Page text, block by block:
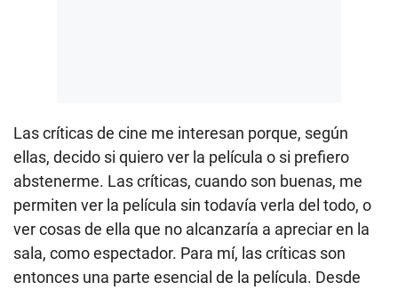
Las críticas de cine me interesan porque, según
ellas, decido si quiero ver la película o si prefiero
abstenerme. Las críticas, cuando son buenas, me
permiten ver la película sin todavía verla del todo, o
ver cosas de ella que no alcanzaría a apreciar en la
sala, como espectador. Para mí, las críticas son
entonces una parte esencial de la película. Desde